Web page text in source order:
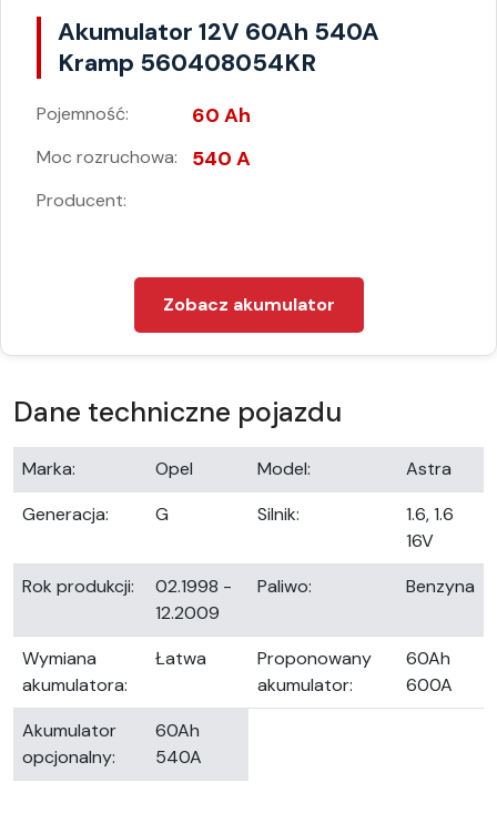
Akumulator 12V 60Ah 540A
Kramp 560408054KR
Pojemność: 60 Ah
Moc rozruchowa: 540 A
Producent:
Zobacz akumulator
Dane techniczne pojazdu
Marka: Opel Model:
Astra
Generacja:
G Silnik:
1.6, 1.6
16V
Rok produkcji:
02.1998 -
12.2009
Paliwo: Benzyna
Wymiana
akumulatora:
Łatwa
Proponowany
akumulator:
60Ah
600A
Akumulator
opcjonalny:
60Ah
540A